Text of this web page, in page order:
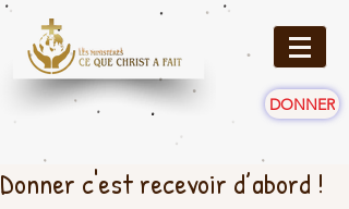
DONNER
Donner c'est recevoir d’abord !